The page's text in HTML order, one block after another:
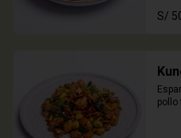
S/
pollo